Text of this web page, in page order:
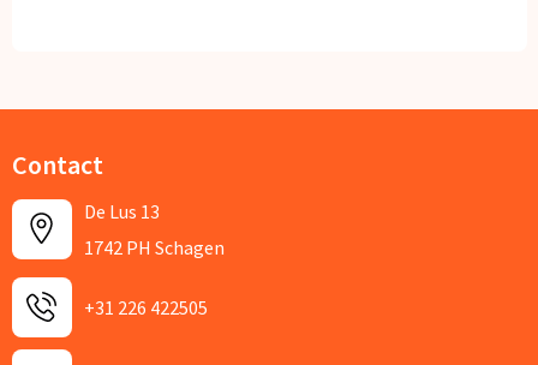
Contact
De Lus 13
1742 PH Schagen
+31 226 422505